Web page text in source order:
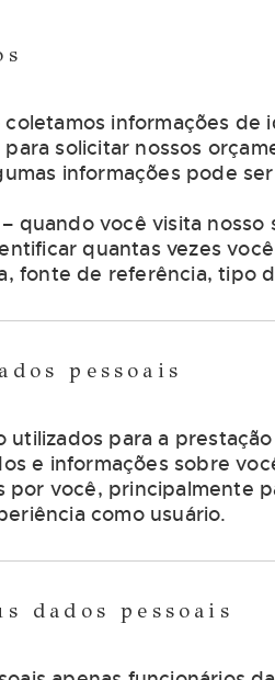
informações
solicitar nossos
informações pode
quando você visita
quantas vezes
fonte de referência, tipo
pessoais
para a
e informações sobre
você, principalmente
como usuário.
dados pessoais